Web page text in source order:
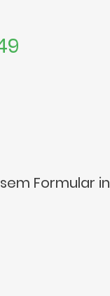
Formular